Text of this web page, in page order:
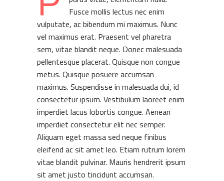
Fusce mollis lectus nec enim
vulputate, ac bibendum mi maximus. Nunc
vel maximus erat. Praesent vel pharetra
sem, vitae blandit neque. Donec malesuada
pellentesque placerat. Quisque non congue
metus. Quisque posuere accumsan
maximus. Suspendisse in malesuada dui, id
consectetur ipsum. Vestibulum laoreet enim
imperdiet lacus lobortis congue. Aenean
imperdiet consectetur elit nec semper.
Aliquam eget massa sed neque finibus
eleifend ac sit amet leo. Etiam rutrum lorem
vitae blandit pulvinar. Mauris hendrerit ipsum
sit amet justo tincidunt accumsan.